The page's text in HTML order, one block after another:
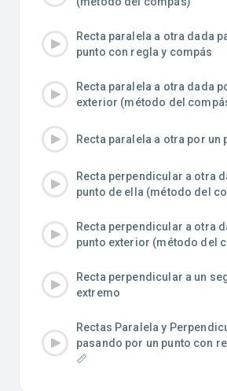
Recta paralela a otra dada
punto con regla y compás
Recta paralela a otra dada
exterior (método del
Recta paralela a otra por un
Recta perpendicular a otra
punto de ella (método del
Recta perpendicular a otra
punto exterior (método del
Recta perpendicular a un
extremo
Rectas Paralela y
pasando por un punto con
📏